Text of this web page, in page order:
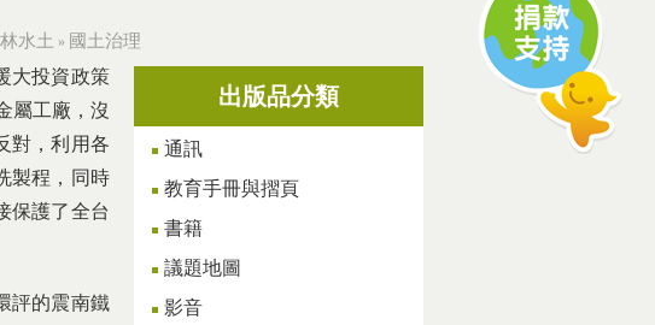
水土 » 國土治理
大投資政策
屬工廠，沒
對，利用各
製程，同時
保護了全台
評的震南鐵
出版品分類
通訊
教育手冊與摺頁
書籍
議題地圖
影音